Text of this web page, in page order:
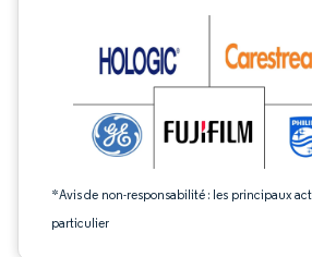
*Avis de non-responsabilité : les principaux
particulier